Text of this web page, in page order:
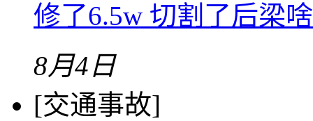
修了6.5w 切割了后梁
8月4日
[交通事故]